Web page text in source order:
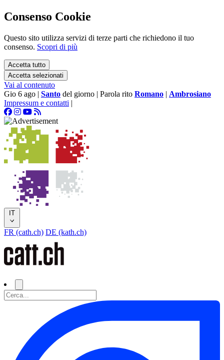
Consenso Cookie
Questo sito utilizza servizi di terze parti che richiedono il tuo
consenso. Scopri di più
Accetta tutto
Accetta selezionati
Vai al contenuto
Gio 6 ago | Santo del giorno | Parola rito Romano | Ambrosiano
Impressum e contatti |
IT
FR (cath.ch) DE (kath.ch)